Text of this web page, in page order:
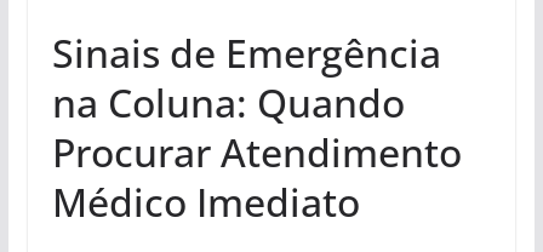
Sinais de Emergência
na Coluna: Quando
Procurar Atendimento
Médico Imediato